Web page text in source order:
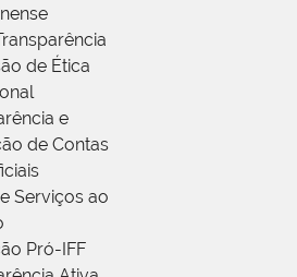
de Ética
e
de Contas
Serviços ao
Pró-IFF